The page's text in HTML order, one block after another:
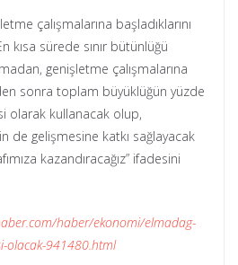
çalışmalarına başladıklarını
kısa sürede sınır bütünlüğü
genişletme çalışmalarına
sonra toplam büyüklüğün yüzde
olarak kullanacak olup,
de gelişmesine katkı sağlayacak
kazandıracağız” ifadesini
haber/ekonomi/elmadag-
olacak-941480.html